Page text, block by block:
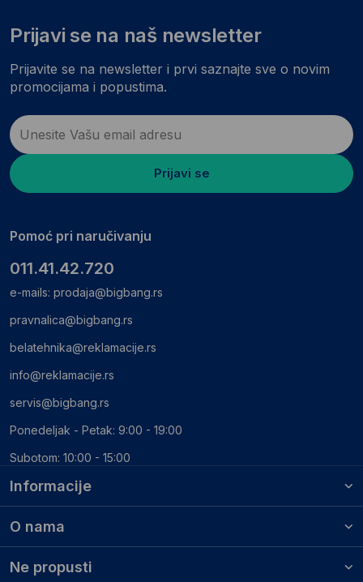
Informacije
O nama
Ne propusti
Prijavi se na naš newsletter
Prijavite se na newsletter i prvi saznajte sve o novim
promocijama i popustima.
Prijavi se
Pomoć pri naručivanju
011.41.42.720
e-mails: prodaja@bigbang.rs
pravnalica@bigbang.rs
belatehnika@reklamacije.rs
info@reklamacije.rs
servis@bigbang.rs
Ponedeljak - Petak: 9:00 - 19:00
Subotom: 10:00 - 15:00